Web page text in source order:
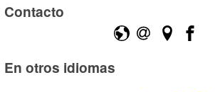
Contacto
En otros idiomas